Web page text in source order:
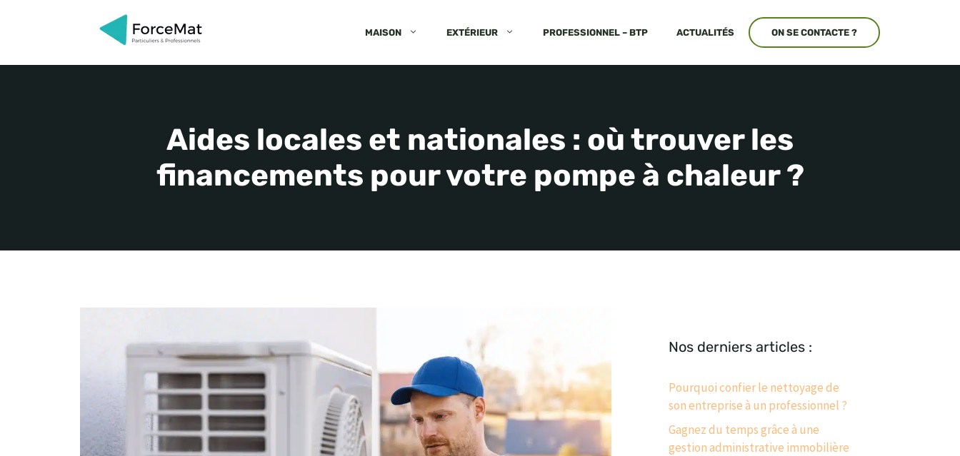
MAISON EXTÉRIEUR PROFESSIONNEL – BTP ACTUALITÉS ON SE CONTACTE ?
Aides locales et nationales : où trouver les
financements pour votre pompe à chaleur ?
Nos derniers articles :
Pourquoi confier le nettoyage de
son entreprise à un professionnel ?
Gagnez du temps grâce à une
gestion administrative immobilière